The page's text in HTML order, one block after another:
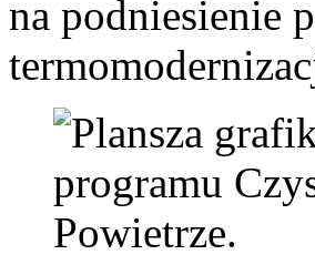
na podniesienie